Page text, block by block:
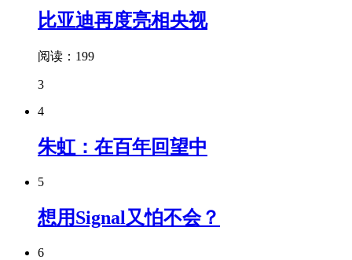
比亚迪再度亮相央视
阅读：199
3
4
朱虹：在百年回望中
5
想用Signal又怕不会？
6